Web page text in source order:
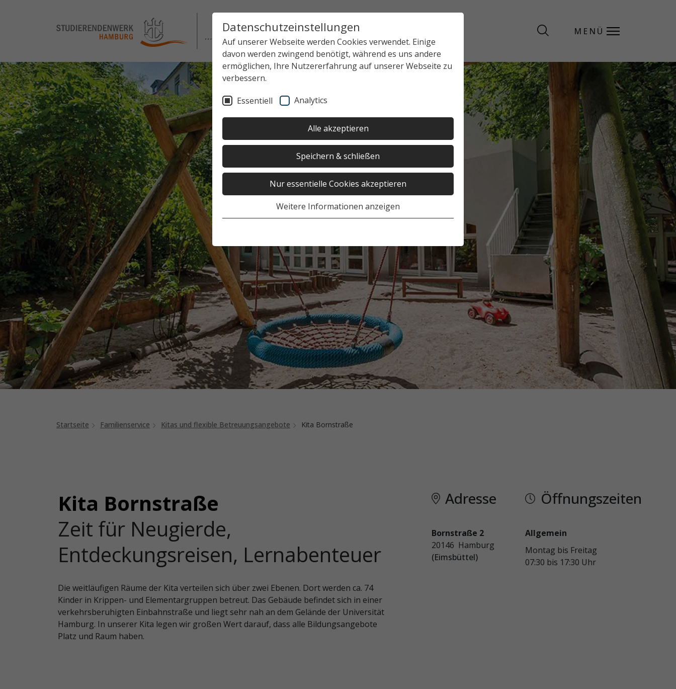
Datenschutzeinstellungen
Auf unserer Webseite werden Cookies verwendet. Einige
davon werden zwingend benötigt, während es uns andere
ermöglichen, Ihre Nutzererfahrung auf unserer Webseite zu
verbessern.
Essentiell Analytics
Alle akzeptieren
Speichern & schließen
Nur essentielle Cookies akzeptieren
Weitere Informationen anzeigen
MENÜ
MENÜ
Startseite Familienservice Kitas und flexible Betreuungsangebote Kita Bornstraße
Zeit für Neugierde,
Entdeckungsreisen, Lernabenteuer
Kita Bornstraße
Die weitläufigen Räume der Kita verteilen sich über zwei Ebenen. Dort werden ca. 74
Kinder in Krippen- und Elementargruppen betreut. Das Gebäude befindet sich in einer
verkehrsberuhigten Einbahnstraße und liegt sehr nah an dem Gelände der Universität
Hamburg. In unserer Kita legen wir großen Wert darauf, dass alle Bildungsangebote
Platz und Raum haben.
Adresse
Bornstraße 2
20146 Hamburg
(Eimsbüttel)
Öffnungszeiten
Allgemein
Montag bis Freitag
07:30 bis 17:30 Uhr